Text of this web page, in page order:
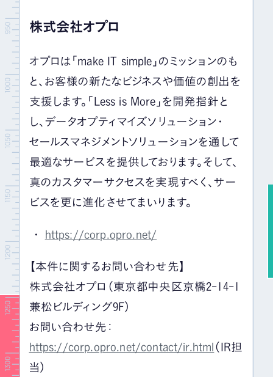
株式会社オプロ
オプロは「make IT simple」のミッションのも
と、お客様の新たなビジネスや価値の創出を
支援します。「Less is More」を開発指針と
し、データオプティマイズソリューション・
セールスマネジメントソリューションを通して
最適なサービスを提供しております。そして、
真のカスタマーサクセスを実現すべく、サー
ビスを更に進化させてまいります。
https://corp.opro.net/
【本件に関するお問い合わせ先】
株式会社オプロ（東京都中央区京橋2-14-1
兼松ビルディング9F）
お問い合わせ先：
https://corp.opro.net/contact/ir.html （IR担
当）